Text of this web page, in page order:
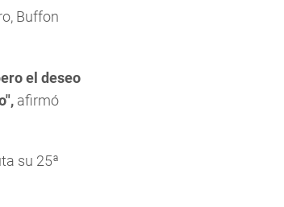
Buffon
el deseo
afirmó
su 25ª